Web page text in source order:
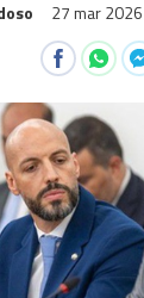
27 mar 2026